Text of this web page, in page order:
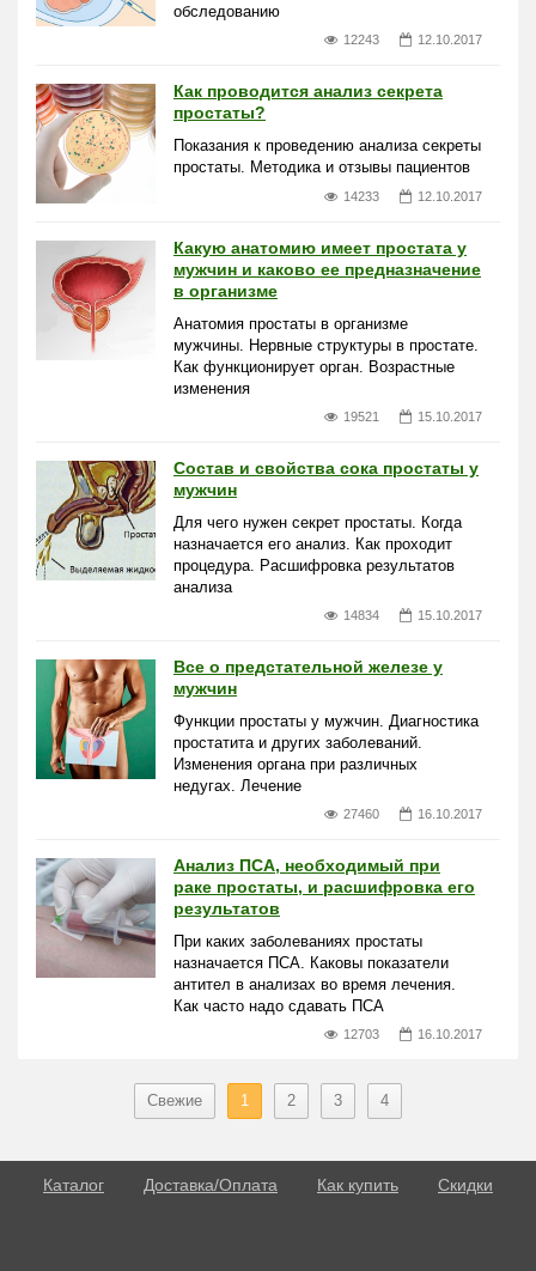
обследованию
12243 12.10.2017
Как проводится анализ секрета
простаты?
Показания к проведению анализа секреты
простаты. Методика и отзывы пациентов
14233 12.10.2017
Какую анатомию имеет простата у
мужчин и каково ее предназначение
в организме
Анатомия простаты в организме
мужчины. Нервные структуры в простате.
Как функционирует орган. Возрастные
изменения
19521 15.10.2017
Состав и свойства сока простаты у
мужчин
Для чего нужен секрет простаты. Когда
назначается его анализ. Как проходит
процедура. Расшифровка результатов
анализа
14834 15.10.2017
Все о предстательной железе у
мужчин
Функции простаты у мужчин. Диагностика
простатита и других заболеваний.
Изменения органа при различных
недугах. Лечение
27460 16.10.2017
Анализ ПСА, необходимый при
раке простаты, и расшифровка его
результатов
При каких заболеваниях простаты
назначается ПСА. Каковы показатели
антител в анализах во время лечения.
Как часто надо сдавать ПСА
12703 16.10.2017
Свежие 1 2 3 4
Каталог Доставка/Оплата Как купить
Скидки